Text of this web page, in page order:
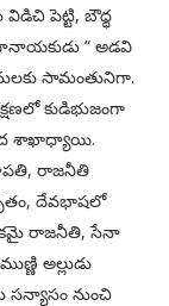
పెట్టి, బౌధ్ధ
“ అడవి
సామంతునిగా.
కుడిభుజంగా
శాఖాధ్యాయి.
రాజనీతి
దేవభాషలో
రాజనీతి, సేనా
అల్లుడు
సన్యాసం నుంచి